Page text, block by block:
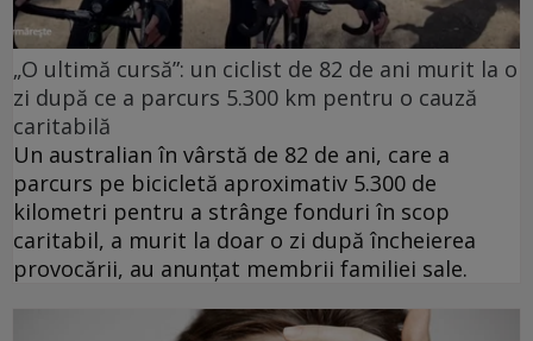
„O ultimă cursă”: un ciclist de 82 de ani murit la o
zi după ce a parcurs 5.300 km pentru o cauză
caritabilă
Un australian în vârstă de 82 de ani, care a
parcurs pe bicicletă aproximativ 5.300 de
kilometri pentru a strânge fonduri în scop
caritabil, a murit la doar o zi după încheierea
provocării, au anunțat membrii familiei sale.